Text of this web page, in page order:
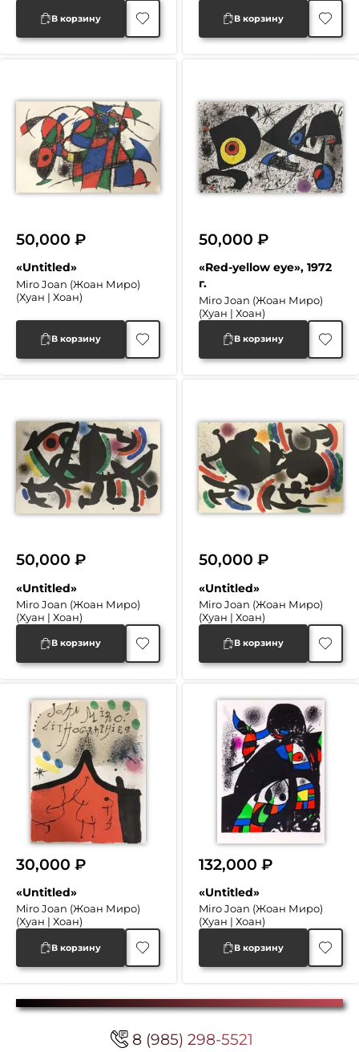
В корзину В корзину
«Untitled»
Miro Joan (Жоан Миро)
(Хуан | Хоан)
50,000 ₽
В корзину
«Red-yellow eye», 1972
г.
Miro Joan (Жоан Миро)
(Хуан | Хоан)
50,000₽
В корзину
«Untitled»
Miro Joan (Жоан Миро)
(Хуан | Хоан)
50,000 ₽
В корзину
«Untitled»
Miro Joan (Жоан Миро)
(Хуан | Хоан)
50,000₽
В корзину
«Untitled»
Miro Joan (Жоан Миро)
(Хуан | Хоан)
30,000 ₽
В корзину
«Untitled»
Miro Joan (Жоан Миро)
(Хуан | Хоан)
132,000₽
В корзину
8 (985) 298-5521